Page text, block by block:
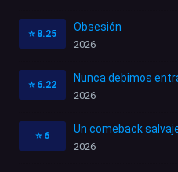
⭐ 8.25
Obsesión
2026
⭐ 6.22
Nunca debimos
2026
⭐ 6
Un comeback
2026